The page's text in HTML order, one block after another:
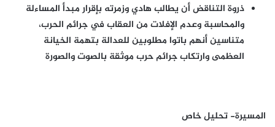
ذروة التناقض أن يطالب هادي وزمرته بإقرار مبدأ المساءلة
والمحاسبة وعدم الإفلات من العقاب في جرائم الحرب،
متناسين أنهم باتوا مطلوبين للعدالة بتهمة الخيانة
العظمى وارتكاب جرائم حرب موثقة بالصوت والصورة
المسيرة- تحليل خاص